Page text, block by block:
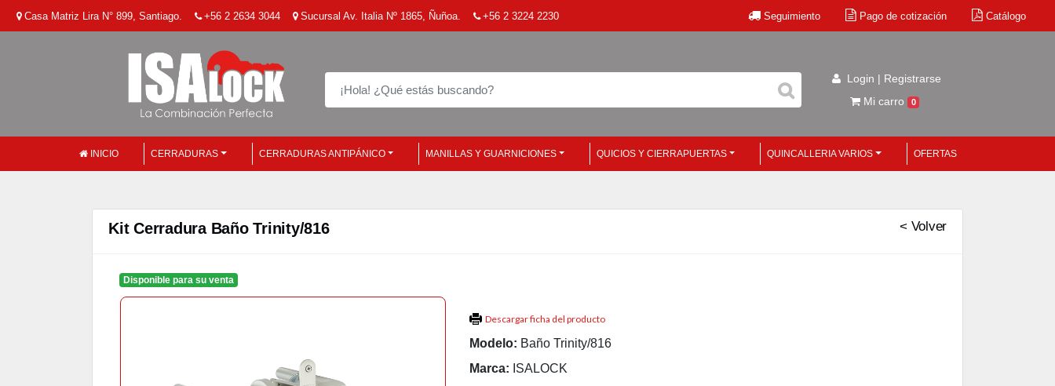
Casa Matriz Lira N° 899, Santiago. +56 2 2634 3044 Sucursal Av. Italia Nº 1865, Ñuñoa. +56 2 3224 2230 Seguimiento Pago de cotización Catálogo
Login | Registrarse
Mi carro 0
INICIO CERRADURAS CERRADURAS ANTIPÁNICO MANILLAS Y GUARNICIONES QUICIOS Y CIERRAPUERTAS QUINCALLERIA VARIOS OFERTAS
Kit Cerradura Baño Trinity/816 < Volver
Disponible para su venta
Descargar ficha del producto
Modelo: Baño Trinity/816
Marca: ISALOCK